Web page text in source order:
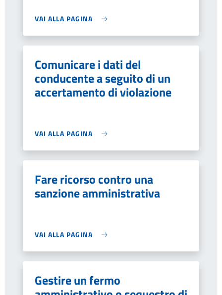
VAI ALLA PAGINA
Comunicare i dati del
conducente a seguito di un
accertamento di violazione
VAI ALLA PAGINA
Fare ricorso contro una
sanzione amministrativa
VAI ALLA PAGINA
Gestire un fermo